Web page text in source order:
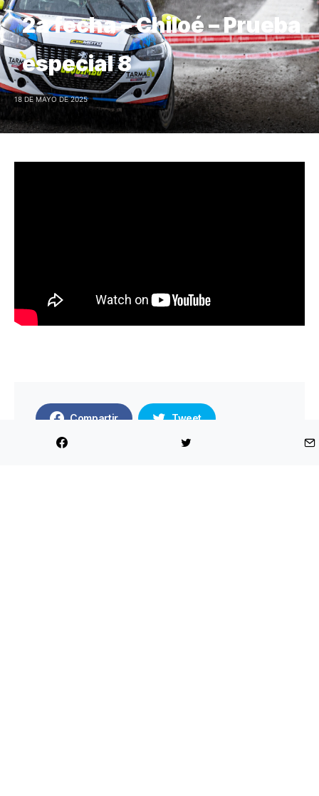
2a fecha – Chiloé – Prueba
especial 8
18 DE MAYO DE 2025
Compartir Tweet